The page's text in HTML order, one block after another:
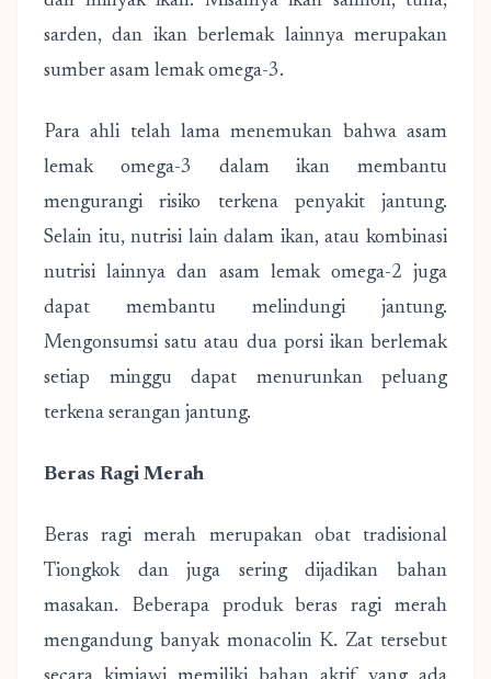
sarden, dan ikan berlemak lainnya merupakan
sumber asam lemak omega-3.
Para ahli telah lama menemukan bahwa asam
lemak omega-3 dalam ikan membantu
mengurangi risiko terkena penyakit jantung.
Selain itu, nutrisi lain dalam ikan, atau kombinasi
nutrisi lainnya dan asam lemak omega-2 juga
dapat membantu melindungi jantung.
Mengonsumsi satu atau dua porsi ikan berlemak
setiap minggu dapat menurunkan peluang
terkena serangan jantung.
Beras Ragi Merah
Beras ragi merah merupakan obat tradisional
Tiongkok dan juga sering dijadikan bahan
masakan. Beberapa produk beras ragi merah
mengandung banyak monacolin K. Zat tersebut